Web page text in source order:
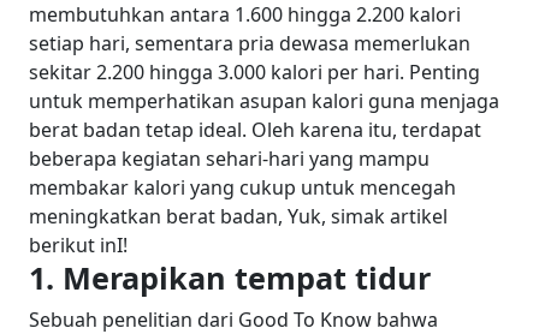
membutuhkan antara 1.600 hingga 2.200 kalori
setiap hari, sementara pria dewasa memerlukan
sekitar 2.200 hingga 3.000 kalori per hari. Penting
untuk memperhatikan asupan kalori guna menjaga
berat badan tetap ideal. Oleh karena itu, terdapat
beberapa kegiatan sehari-hari yang mampu
membakar kalori yang cukup untuk mencegah
meningkatkan berat badan, Yuk, simak artikel
berikut inI!
1. Merapikan tempat tidur
Sebuah penelitian dari Good To Know bahwa